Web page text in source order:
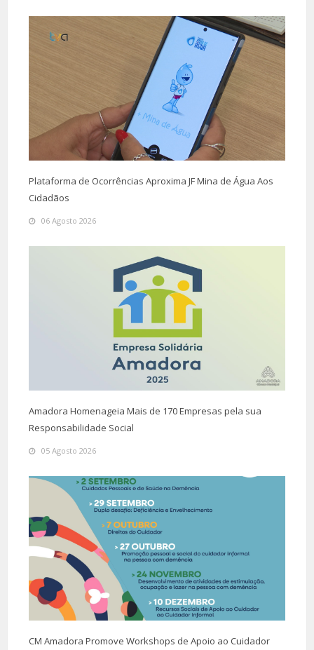
Plataforma de Ocorrências Aproxima JF Mina de Água Aos
Cidadãos
06 Agosto 2026
Amadora Homenageia Mais de 170 Empresas pela sua
Responsabilidade Social
05 Agosto 2026
CM Amadora Promove Workshops de Apoio ao Cuidador